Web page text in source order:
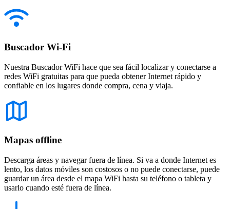
Buscador Wi-Fi
Nuestra Buscador WiFi hace que sea fácil localizar y conectarse a
redes WiFi gratuitas para que pueda obtener Internet rápido y
confiable en los lugares donde compra, cena y viaja.
Mapas offline
Descarga áreas y navegar fuera de línea. Si va a donde Internet es
lento, los datos móviles son costosos o no puede conectarse, puede
guardar un área desde el mapa WiFi hasta su teléfono o tableta y
usarlo cuando esté fuera de línea.